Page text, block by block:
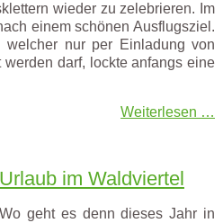
wieder zu zelebrieren. Im
einem schönen Ausflugsziel.
welcher nur per Einladung von
darf, lockte anfangs eine
Weiterlesen …
Urlaub im Waldviertel
Wo geht es denn dieses Jahr in